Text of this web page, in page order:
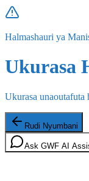
Halmashauri ya
Ukurasa
Ukurasa unaoutafuta
Rudi Nyumbani
Ask GWF AI